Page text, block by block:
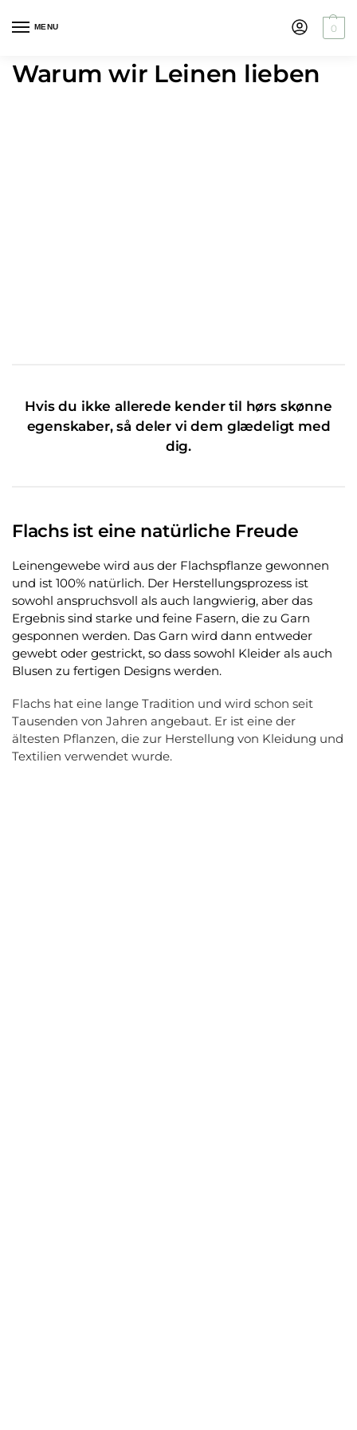
MENU 0
Warum wir Leinen lieben
Hvis du ikke allerede kender til hørs skønne
egenskaber, så deler vi dem glædeligt med
dig.
Flachs ist eine natürliche Freude
Leinengewebe wird aus der Flachspflanze gewonnen
und ist 100% natürlich. Der Herstellungsprozess ist
sowohl anspruchsvoll als auch langwierig, aber das
Ergebnis sind starke und feine Fasern, die zu Garn
gesponnen werden. Das Garn wird dann entweder
gewebt oder gestrickt, so dass sowohl Kleider als auch
Blusen zu fertigen Designs werden.
Flachs hat eine lange Tradition und wird schon seit
Tausenden von Jahren angebaut. Er ist eine der
ältesten Pflanzen, die zur Herstellung von Kleidung und
Textilien verwendet wurde.